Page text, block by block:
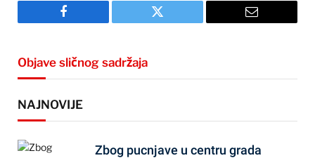
Facebook Twitter Email
Objave sličnog sadržaja
NAJNOVIJE
Zbog pucnjave u centru grada